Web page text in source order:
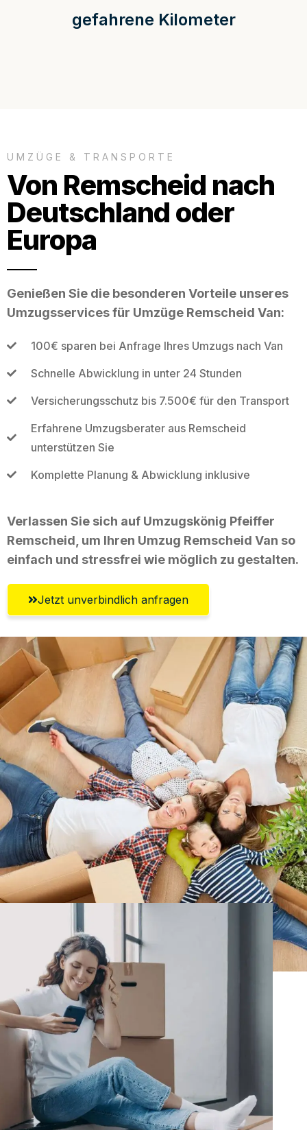
gefahrene Kilometer
UMZÜGE & TRANSPORTE
Von Remscheid nach
Deutschland oder
Europa
Genießen Sie die besonderen Vorteile unseres
Umzugsservices für Umzüge Remscheid Van:
100€ sparen bei Anfrage Ihres Umzugs nach Van
Schnelle Abwicklung in unter 24 Stunden
Versicherungsschutz bis 7.500€ für den Transport
Erfahrene Umzugsberater aus Remscheid
unterstützen Sie
Komplette Planung & Abwicklung inklusive
Verlassen Sie sich auf Umzugskönig Pfeiffer
Remscheid, um Ihren Umzug Remscheid Van so
einfach und stressfrei wie möglich zu gestalten.
Jetzt unverbindlich anfragen